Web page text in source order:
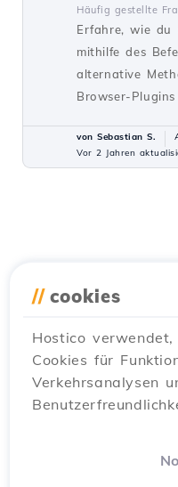
Häufig gestellte
Erfahre, wie du
mithilfe des
alternative
Browser-
von Sebastian S.
Vor 2 Jahren
// cookies
Hostico
Cookies für
Verkehrsanalysen